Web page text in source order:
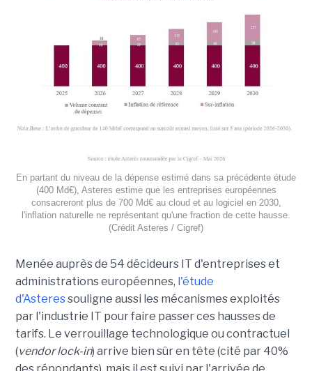
En partant du niveau de la dépense estimé dans sa précédente étude
(400 Md€), Asteres estime que les entreprises européennes
consacreront plus de 700 Md€ au cloud et au logiciel en 2030,
l'inflation naturelle ne représentant qu'une fraction de cette hausse.
(Crédit Asteres / Cigref)
Menée auprès de 54 décideurs IT d'entreprises et
administrations européennes, l'étude
d'Asteressouligne aussi les mécanismes exploités
par l'industrie IT pour faire passer ces hausses de
tarifs. Le verrouillage technologique ou contractuel
(vendor lock-in) arrive bien sûr en tête (cité par 40%